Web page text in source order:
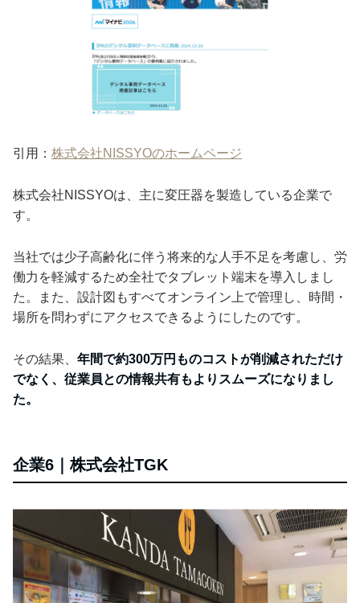
引用： 株式会社NISSYOのホームページ
株式会社NISSYOは、主に変圧器を製造している企業で
す。
当社では少子高齢化に伴う将来的な人手不足を考慮し、労
働力を軽減するため全社でタブレット端末を導入しまし
た。また、設計図もすべてオンライン上で管理し、時間・
場所を問わずにアクセスできるようにしたのです。
その結果、 年間で約300万円ものコストが削減されただけ
でなく、従業員との情報共有もよりスムーズになりまし
た。
企業6｜株式会社TGK